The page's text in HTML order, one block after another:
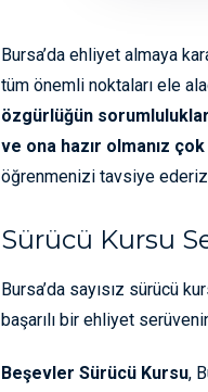
Bursa’da ehliyet almaya
tüm önemli noktaları ele
özgürlüğün
ve ona hazır olmanız
öğrenmenizi tavsiye
Sürücü Kursu
Bursa’da sayısız sürücü
başarılı bir ehliyet
Beşevler Sürücü Kursu,